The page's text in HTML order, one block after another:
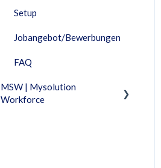
Setup
Jobangebot/Bewerbungen
FAQ
MSW | Mysolution
Workforce